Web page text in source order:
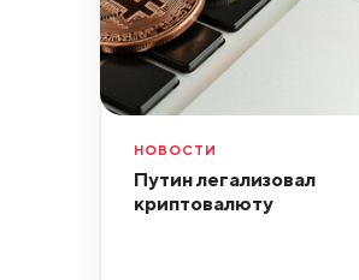
НОВОСТИ
Путин легализовал
криптовалюту